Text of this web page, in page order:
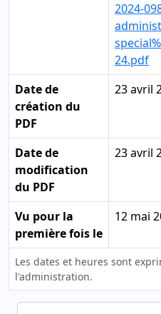
2024-
24.pdf
Date de
création du
PDF
23 avril
Date de
modification
du PDF
23 avril
Vu pour la
première fois le
12 mai
Les dates et heures sont
l'administration.